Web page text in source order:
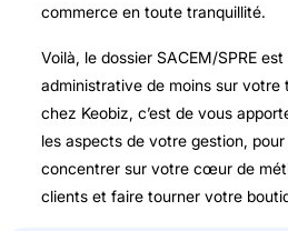
commerceen toute tranquillité.
Voilà, le dossier SACEM/SPRE
administrative de moins sur votre
chez Keobiz, c’est de vous
les aspects de votre gestion,
concentrer sur votre cœur de
clients et faire tourner votre